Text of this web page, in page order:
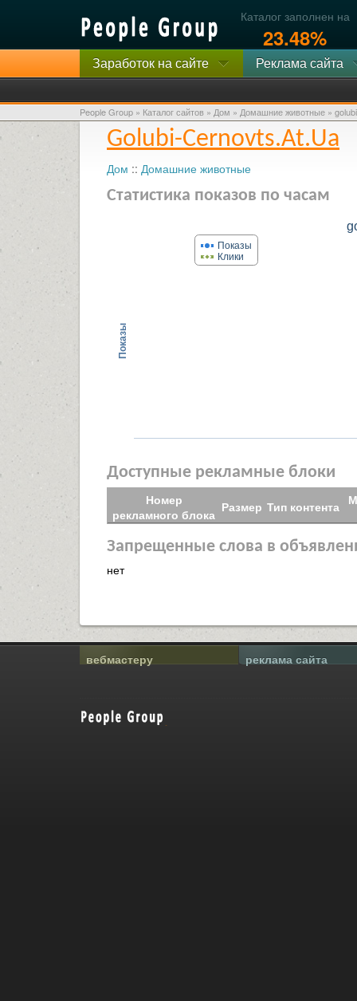
Каталог заполнен на
23.48%
Заработок на сайте Реклама сайта
People Group » Каталог сайтов » Дом » Домашние животные »
Golubi-Cernovts.at.ua
Дом :: Домашние животные
Статистика показов по часам
Показы
Показы
Клики
Доступные рекламные блоки
Номер
рекламного блока Размер Тип контента
Запрещенные слова в
нет
вебмастеру реклама сайта